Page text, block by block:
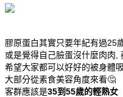
膠原蛋白其實只要年紀有過25
或是覺得自己臉蛋沒什麼肉肉,
希望大家都可以好好的被身體
大部分從素食美容角度來看🤔
客群應該是35到55歲的輕熟女